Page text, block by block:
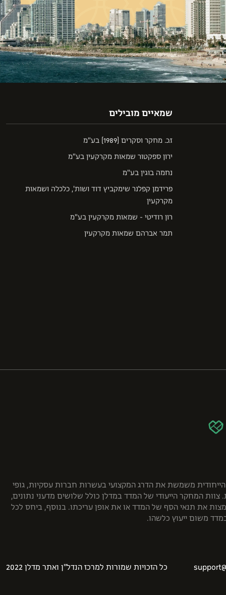
שמאיים מובילים
ז.כ. מחקר וסקרים (1989) בע"מ
ירון ספקטור שמאות מקרקעין בע"מ
נחמה בוגין בע"מ
פרידמן קפלנר שימקביץ דוד ושות', כלכלה ושמאות
מקרקעין
רון רודיטי - שמאות מקרקעין בע"מ
תמר אברהם שמאות מקרקעין
המדד חושב באמצעות מערכת בינה עסקית ( BI ) חדשנית לניתוח שוק ההתחדשות העירונית בישראל, אשר פיתח אתר מדלן. מערכת ה- BI הייחודית משמשת את הדרג המקצועי בעשרות חברות עסקיות, גופי
המחקר הייעודי של המדד במדלן כולל שלושים מדעני נתונים,
את תנאי הסף של המדד או את אופן עריכתו. בנוסף, ביחס לכל
משום ייעוץ כלשהו.
כל הזכויות שמורות למרכז הנדל"ן ואתר מדלן 2022